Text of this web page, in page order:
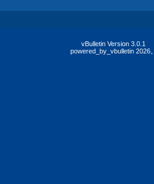
vBulletin Version 3.0.1
powered_by_vbulletin 2026。